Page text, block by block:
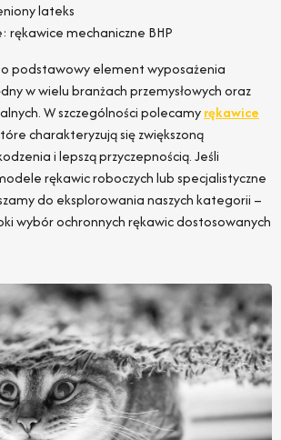
lateks
rękawice mechaniczne BHP
podstawowy element wyposażenia
w wielu branżach przemysłowych oraz
W szczególności polecamyrękawice
charakteryzują się zwiększoną
i lepszą przyczepnością. Jeśli
rękawic roboczych lub specjalistyczne
do eksplorowania naszych kategorii –
wybór ochronnych rękawic dostosowanych